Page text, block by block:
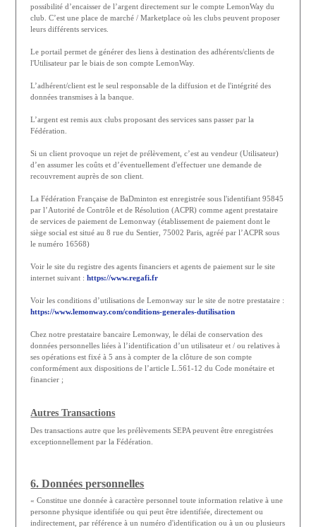
possibilité d’encaisser de l’argent directement sur le compte LemonWay du
club. C’est une place de marché / Marketplace où les clubs peuvent proposer
leurs différents services.
Le portail permet de générer des liens à destination des adhérents/clients de
l'Utilisateur par le biais de son compte LemonWay.
L’adhérent/client est le seul responsable de la diffusion et de l'intégrité des
données transmises à la banque.
L’argent est remis aux clubs proposant des services sans passer par la
Fédération.
Si un client provoque un rejet de prélèvement, c’est au vendeur (Utilisateur)
d’en assumer les coûts et d’éventuellement d'effectuer une demande de
recouvrement auprès de son client.
La Fédération Française de BaDminton est enregistrée sous l'identifiant 95845
par l’Autorité de Contrôle et de Résolution (ACPR) comme agent prestataire
de services de paiement de Lemonway (établissement de paiement dont le
siège social est situé au 8 rue du Sentier, 75002 Paris, agréé par l’ACPR sous
le numéro 16568)
Voir le site du registre des agents financiers et agents de paiement sur le site
internet suivant :https://www.regafi.fr
Voir les conditions d’utilisations de Lemonway sur le site de notre prestataire :
https://www.lemonway.com/conditions-generales-dutilisation
Chez notre prestataire bancaire Lemonway, le délai de conservation des
données personnelles liées à l’identification d’un utilisateur et / ou relatives à
ses opérations est fixé à 5 ans à compter de la clôture de son compte
conformément aux dispositions de l’article L.561-12 du Code monétaire et
financier ;
Autres Transactions
Des transactions autre que les prélèvements SEPA peuvent être enregistrées
exceptionnellement par la Fédération.
6. Données personnelles
« Constitue une donnée à caractère personnel toute information relative à une
personne physique identifiée ou qui peut être identifiée, directement ou
indirectement, par référence à un numéro d'identification ou à un ou plusieurs